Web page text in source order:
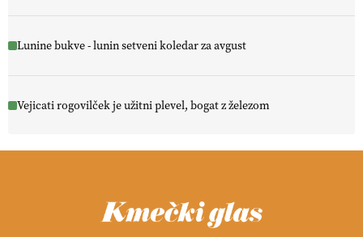
Lunine bukve - lunin setveni koledar za avgust
Vejicati rogovilček je užitni plevel, bogat z železom